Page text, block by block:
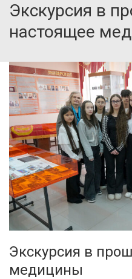
Экскурсия в
настоящее
Экскурсия в
медицины